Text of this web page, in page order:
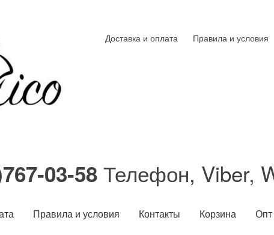
Доставка и оплата Правила и условия
03-58 Телефон, Viber,
Правила и условия Контакты Корзина Опт